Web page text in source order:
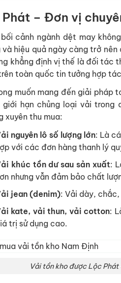
– Đơn vị
bối cảnh ngành dệt may
và hiệu quả ngày càng trở
khẳng định vị thế là đối tác
toàn quốc tin tưởng hợp
muốn mang đến giải pháp
giới hạn chủng loại vải
xuyên thu mua:
nguyên lô số lượng lớn: Là
với các đơn hàng thanh lý
khúc tồn dư sau sản xuất:
nhưng vẫn đảm bảo chất
jean (denim): Vải dày,
kate, vải thun, vải cotton:
trị sử dụng cao.
Vải tồn kho được Lộc